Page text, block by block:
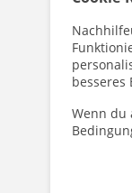
besseres
Wenn du